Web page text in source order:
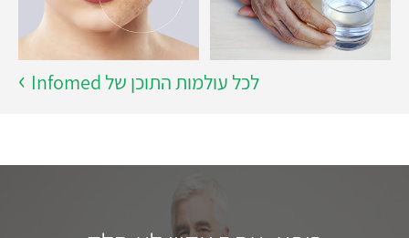
לכל עולמות התוכן של Infomed